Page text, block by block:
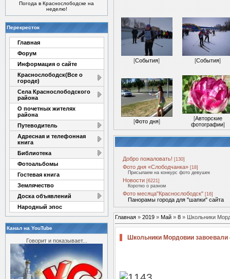
Погода в Краснослободске на
неделю!
Перекресток
Главная
Форум
Информация о сайте
Краснослободск(Все о
городе)
Села Краснослободского
района
О почетных жителях
района
Путеводитель
Адресная и телефонная
книга
Библиотека
Фотоальбомы
Гостевая книга
Землячество
Доска объявлений
Народный эпос
Канал на YouTube
Говорит и показывает...
[События] [События]
[Фото дня] [Авторские
фотографии]
Добро пожаловать! [130]
Фото дня «Слободчанка» [18]
Присылаем на конкурс фото девушек
Новости [6221]
Коротко о разном
Фото месяца"Краснослободск" [16]
Панорамы города для "шапки" сайта
Главная » 2019 » Май » 8 » Школьники
Школьники Мордовии